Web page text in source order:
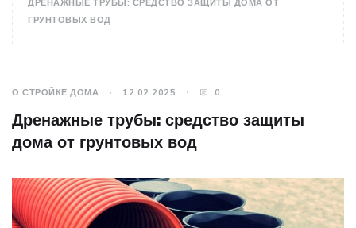
ГРУНТОВЫХ ВОД
О СТРОЙКЕ ДОМА 12.02.2025 0
Дренажные трубы: средство защиты
дома от грунтовых вод